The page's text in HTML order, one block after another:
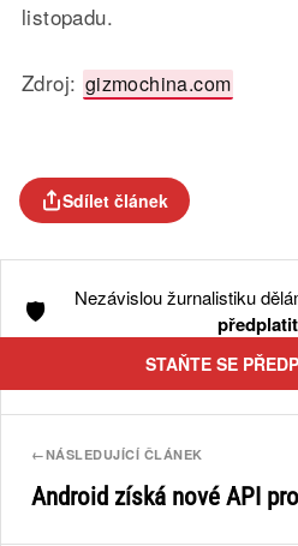
listopadu.
Zdroj: gizmochina.com
Sdílet článek
🛡️ Nezávislou žurnalistiku
STAŇTE SE
←NÁSLEDUJÍCÍ ČLÁNEK
Android získá nové API